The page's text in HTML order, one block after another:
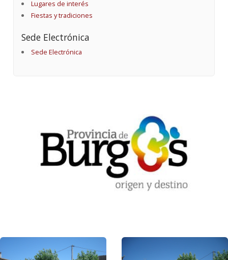
Lugares de interés
Fiestas y tradiciones
Sede Electrónica
Sede Electrónica